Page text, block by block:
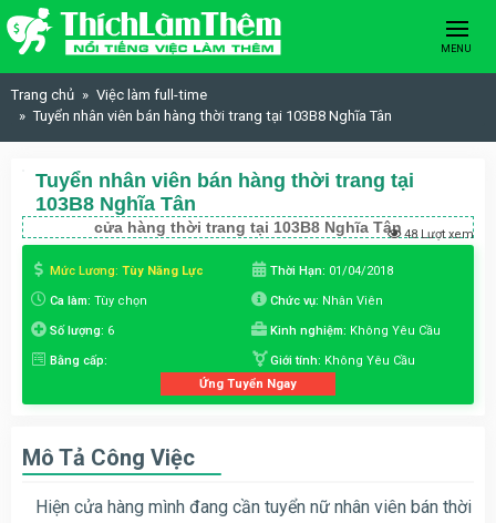
Skip to content
MENU
Trang chủ
Việc làm full-time
Tuyển nhân viên bán hàng thời trang tại 103B8 Nghĩa Tân
Tuyển nhân viên bán hàng thời trang tại
103B8 Nghĩa Tân
cửa hàng thời trang tại 103B8 Nghĩa Tân 48 Lượt xem
Mức Lương: Tùy Năng Lực Thời Hạn: 01/04/2018
Ca làm: Tùy chọn Chức vụ: Nhân Viên
Số lượng: 6 Kinh nghiệm: Không Yêu Cầu
Bằng cấp: Giới tính: Không Yêu Cầu
Ứng Tuyển Ngay
Mô Tả Công Việc
Hiện cửa hàng mình đang cần tuyển nữ nhân viên bán thời